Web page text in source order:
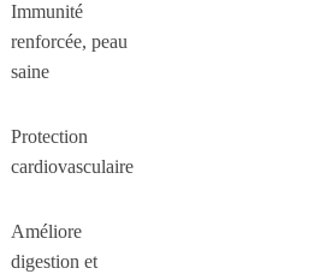
Immunité
renforcée, peau
saine
Protection
cardiovasculaire
Améliore
digestion et